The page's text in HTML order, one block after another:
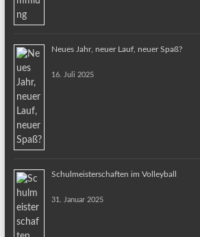
Neues Jahr, neuer Lauf, neuer Spaß?
16. Juli 2025
Schulmeisterschaften im Volleyball
31. Januar 2025